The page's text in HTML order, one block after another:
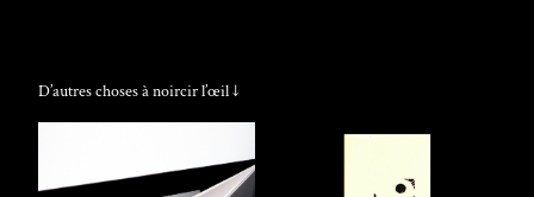
D’autres choses à noircir l’œil ↓